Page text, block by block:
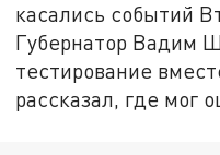
касались событий
Губернатор Вадим
тестирование
рассказал, где мог